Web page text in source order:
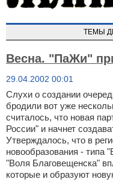
ТЕМЫ
Весна. "ПаЖи"
29.04.2002 00:01
Слухи о создании
бродили вот уже
считалось, что новая
России" и начнет
Утверждалось, что в
новообразования - типа
"Воля Благовещенска"
которые и образуют